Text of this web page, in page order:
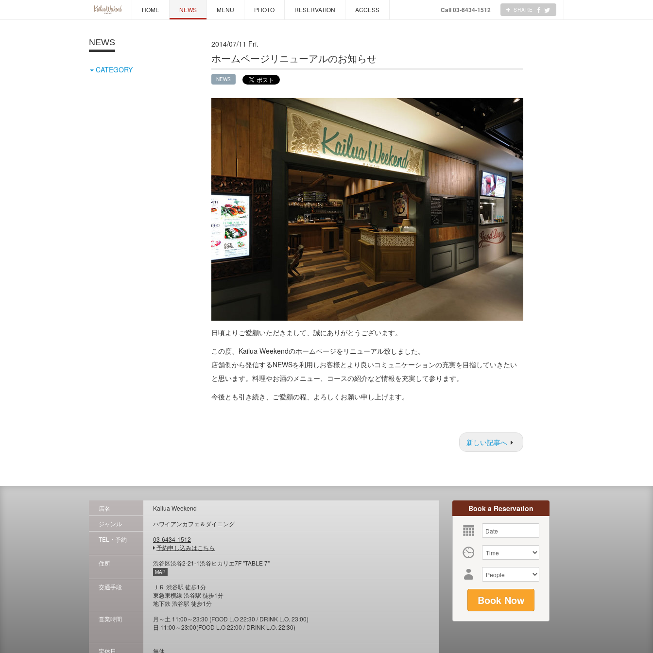
HOME NEWS MENU PHOTO RESERVATION ACCESS Call 03-6434-1512 SHARE
NEWS
CATEGORY
2014/07/11 Fri.
ホームページリニューアルのお知らせ
NEWS
日頃よりご愛顧いただきまして、誠にありがとうございます。
この度、 Kailua Weekendのホームページをリニューアル致しました。
店舗側から発信するNEWSを利用しお客様とより良いコミュニケーションの充実を目指していきたい
と思います。料理やお酒のメニュー、コースの紹介など情報を充実して参ります。
今後とも引き続き、ご愛顧の程、よろしくお願い申し上げます。
新しい記事へ
店名
Kailua Weekend
ジャンル
ハワイアンカフェ＆ダイニング
TEL・予約
03-6434-1512
予約申し込みはこちら
住所
渋谷区渋谷2-21-1渋谷ヒカリエ7F "TABLE 7"
MAP
交通手段
ＪＲ 渋谷駅 徒歩1分
東急東横線 渋谷駅 徒歩1分
地下鉄 渋谷駅 徒歩1分
営業時間
月～土 11:00～23:30 (FOOD L.O 22:30 / DRINK L.O. 23:00)
日 11:00～23:00(FOOD L.O 22:00 / DRINK L.O. 22:30)
定休日 無休
Book a Reservation